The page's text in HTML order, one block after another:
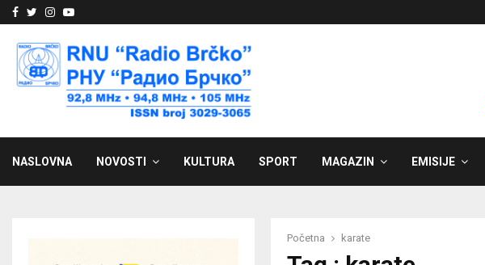
Facebook
Twitter
Instagram
Youtube
NASLOVNA NOVOSTI KULTURA SPORT MAGAZIN EMISIJE
Početna karate